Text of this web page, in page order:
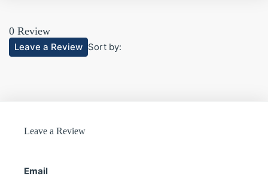
0 Review
Sort by:
Leave a Review
Leave a Review
Email